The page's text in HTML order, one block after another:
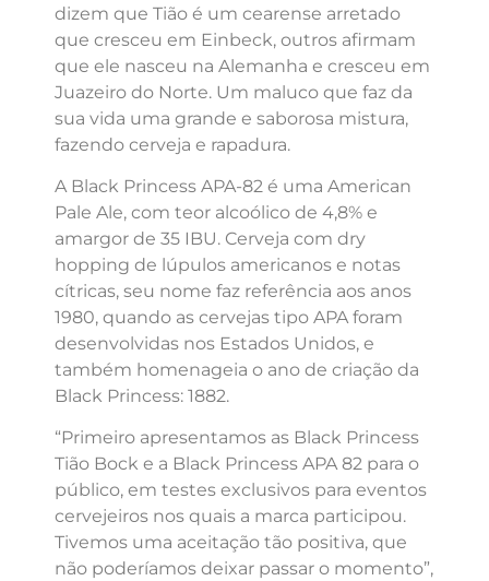
dizem que Tião é um cearense arretado
que cresceu em Einbeck, outros afirmam
que ele nasceu na Alemanha e cresceu em
Juazeiro do Norte. Um maluco que faz da
sua vida uma grande e saborosa mistura,
fazendo cerveja e rapadura.
A Black Princess APA-82 é uma American
Pale Ale, com teor alcoólico de 4,8% e
amargor de 35 IBU. Cerveja com dry
hopping de lúpulos americanos e notas
cítricas, seu nome faz referência aos anos
1980, quando as cervejas tipo APA foram
desenvolvidas nos Estados Unidos, e
também homenageia o ano de criação da
Black Princess: 1882.
“Primeiro apresentamos as Black Princess
Tião Bock e a Black Princess APA 82 para o
público, em testes exclusivos para eventos
cervejeiros nos quais a marca participou.
Tivemos uma aceitação tão positiva, que
não poderíamos deixar passar o momento”,